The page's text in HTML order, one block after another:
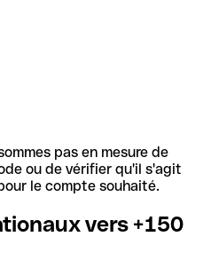
pas en mesure de
ou de vérifier qu'il s'agit
le compte souhaité.
vers +150